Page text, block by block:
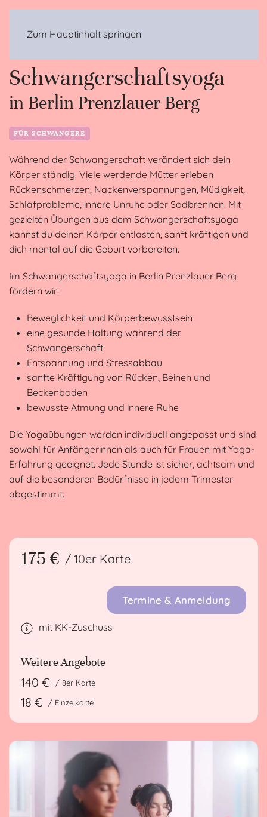
Zum Hauptinhalt springen
Schwangerschaftsyoga
in Berlin Prenzlauer Berg
FÜR SCHWANGERE
Während der Schwangerschaft verändert sich dein
Körper ständig. Viele werdende Mütter erleben
Rückenschmerzen, Nackenverspannungen, Müdigkeit,
Schlafprobleme, innere Unruhe oder Sodbrennen. Mit
gezielten Übungen aus dem Schwangerschaftsyoga
kannst du deinen Körper entlasten, sanft kräftigen und
dich mental auf die Geburt vorbereiten.
Im Schwangerschaftsyoga in Berlin Prenzlauer Berg
fördern wir:
Beweglichkeit und Körperbewusstsein
eine gesunde Haltung während der
Schwangerschaft
Entspannung und Stressabbau
sanfte Kräftigung von Rücken, Beinen und
Beckenboden
bewusste Atmung und innere Ruhe
Die Yogaübungen werden individuell angepasst und sind
sowohl für Anfängerinnen als auch für Frauen mit Yoga-
Erfahrung geeignet. Jede Stunde ist sicher, achtsam und
auf die besonderen Bedürfnisse in jedem Trimester
abgestimmt.
175 € / 10er Karte
Termine & Anmeldung
mit KK-Zuschuss
Weitere Angebote
140 € / 8er Karte
18 € / Einzelkarte